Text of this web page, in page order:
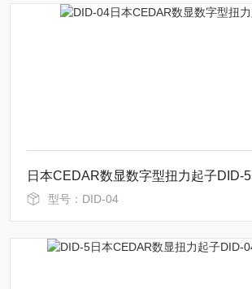
日本CEDAR数显数字型扭力起子DID-5
型号：DID-04